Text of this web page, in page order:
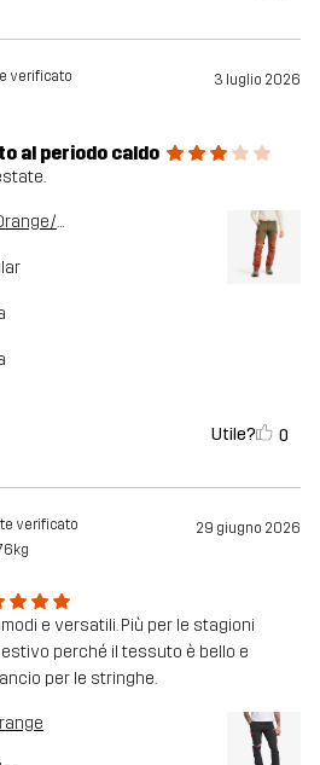
verificato 3 luglio 2026
al periodo caldo
Dusty Orange/Light MossGray
Utile? 0
verificato 29 giugno 2026
e versatili. Più per le stagioni
perché il tessuto è bello e
per le stringhe.